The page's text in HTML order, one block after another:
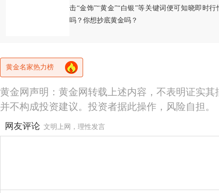
击“金饰”“黄金”“白银”等关键词便可知晓即时
吗？你想抄底黄金吗？
黄金名家热力榜
黄金网声明：黄金网转载上述内容，不表明证实
并不构成投资建议。投资者据此操作，风险自担。
网友评论 文明上网，理性发言